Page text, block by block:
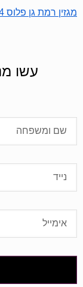
מגזין רמת גן פלוס 144
עשו